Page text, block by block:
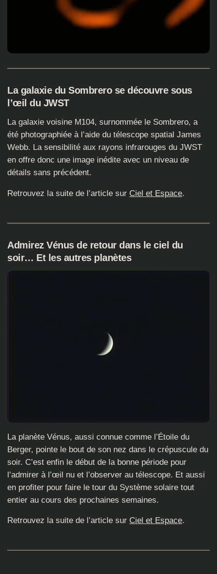
La galaxie du Sombrero se découvre sous
l’œil du JWST
La galaxie voisine M104, surnommée le Sombrero, a
été photographiée à l’aide du télescope spatial James
Webb. La sensibilité aux rayons infrarouges du JWST
en offre donc une image inédite avec un niveau de
détails sans précédent.
Retrouvez la suite de l’article sur Ciel et Espace.
Admirez Vénus de retour dans le ciel du
soir… Et les autres planètes
La planète Vénus, aussi connue comme l’Étoile du
Berger, pointe le bout de son nez dans le crépuscule du
soir. C’est enfin le début de la bonne période pour
l’admirer à l’œil nu et l’observer au télescope. Et aussi
en profiter pour faire le tour du Système solaire tout
entier au cours des prochaines semaines.
Retrouvez la suite de l’article sur Ciel et Espace.